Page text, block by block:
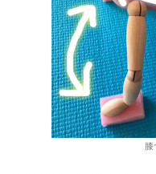
膝